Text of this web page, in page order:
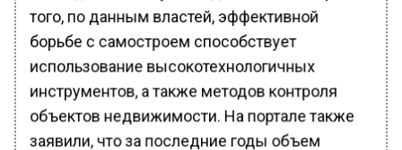
того, по данным властей, эффективной
борьбе с самостроем способствует
использование высокотехнологичных
инструментов, а также методов контроля
объектов недвижимости. На портале также
заявили, что за последние годы объем